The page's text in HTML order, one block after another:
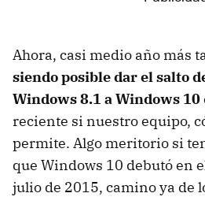
Ahora, casi medio año más
siendo posible dar el salto
Windows 8.1 a Windows 10
reciente si nuestro equipo,
permite. Algo meritorio si
que Windows 10 debutó en
julio de 2015, camino ya de